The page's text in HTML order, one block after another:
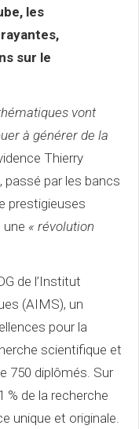
les
sur le
vont
à générer de la
Thierry
passé par les bancs
prestigieuses
une « révolution
de l’Institut
(AIMS), un
pour la
scientifique et
750 diplômés. Sur
% de la recherche
unique et originale.